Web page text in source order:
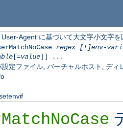
User-Agent に基づいて大文字小文字
regex [!]env-
[=value]] ...
設定ファイル, バーチャルホスト, ディ